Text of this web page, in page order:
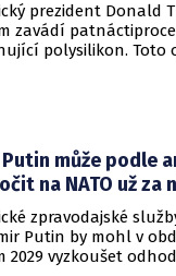
prezident Donald
zavádí
polysilikon.
Putin může podle
na NATO už za
zpravodajské
Putin by mohl v
2029 vyzkoušet